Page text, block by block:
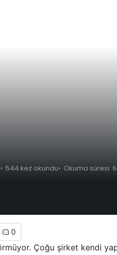
544 kez okundu Okuma süresi:
0
Çoğu şirket kendi